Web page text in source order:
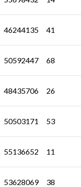
46244135 41
50592447 68
48435706 26
50503171 53
55136652 11
53628069 38